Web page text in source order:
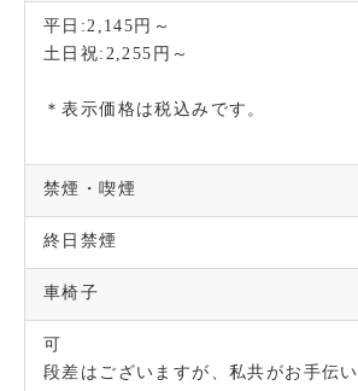
平日:2,145円～
土日祝:2,255円～
＊表示価格は税込みです。
禁煙・喫煙
終日禁煙
車椅子
可
段差はございますが、私共がお手伝